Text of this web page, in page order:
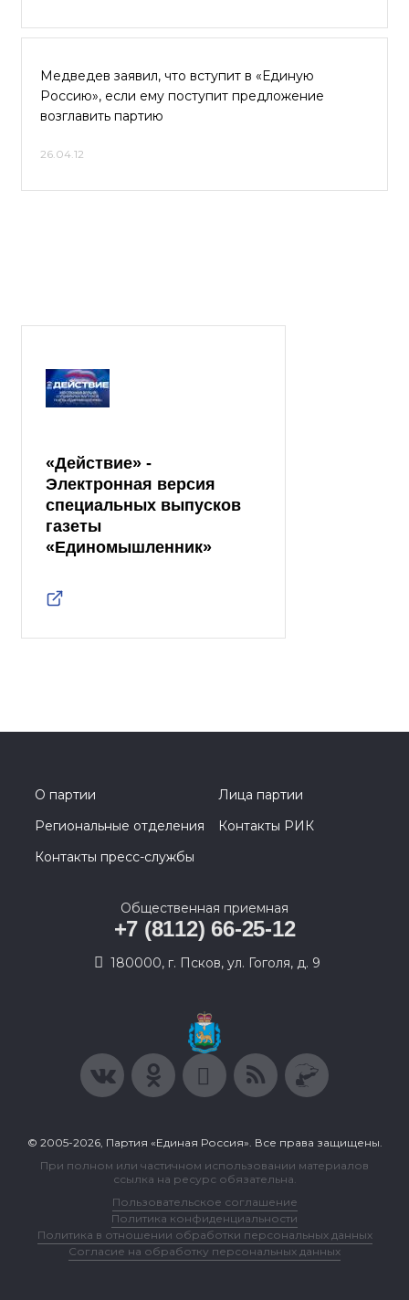
Медведев заявил, что вступит в «Единую
Россию», если ему поступит предложение
возглавить партию
26.04.12
«Действие» -
Электронная версия
специальных выпусков
газеты
«Единомышленник»
О партии
Лица партии
Региональные отделения
Контакты РИК
Контакты пресс-службы
Общественная приемная
+7 (8112) 66-25-12
180000, г. Псков, ул. Гоголя, д. 9
© 2005-2026, Партия «Единая Россия». Все права защищены.
При полном или частичном использовании материалов
ссылка на ресурс обязательна.
Пользовательское соглашение
Политика конфиденциальности
Политика в отношении обработки персональных данных
Согласие на обработку персональных данных